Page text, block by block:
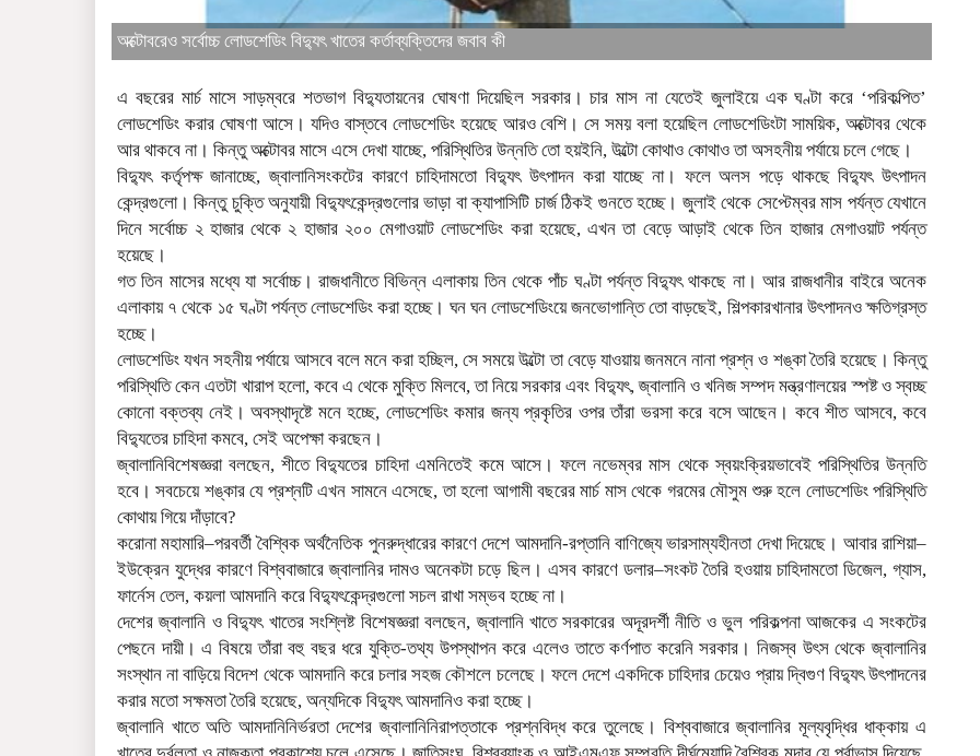
অক্টোবরেও সর্বোচ্চ লোডশেডিং বিদ্যুৎ খাতের কর্তাব্যক্তিদের জবাব কী
এ বছরের মার্চ মাসে সাড়ম্বরে শতভাগ বিদ্যুতায়নের ঘোষণা দিয়েছিল সরকার। চার মাস না যেতেই জুলাইয়ে এক ঘণ্টা করে ‘পরিকল্পিত’
লোডশেডিং করার ঘোষণা আসে। যদিও বাস্তবে লোডশেডিং হয়েছে আরও বেশি। সে সময় বলা হয়েছিল লোডশেডিংটা সাময়িক, অক্টোবর থেকে
আর থাকবে না। কিন্তু অক্টোবর মাসে এসে দেখা যাচ্ছে, পরিস্থিতির উন্নতি তো হয়ইনি, উল্টো কোথাও কোথাও তা অসহনীয় পর্যায়ে চলে গেছে।
বিদ্যুৎ কর্তৃপক্ষ জানাচ্ছে, জ্বালানিসংকটের কারণে চাহিদামতো বিদ্যুৎ উৎপাদন করা যাচ্ছে না। ফলে অলস পড়ে থাকছে বিদ্যুৎ উৎপাদন
কেন্দ্রগুলো। কিন্তু চুক্তি অনুযায়ী বিদ্যুৎকেন্দ্রগুলোর ভাড়া বা ক্যাপাসিটি চার্জ ঠিকই গুনতে হচ্ছে। জুলাই থেকে সেপ্টেম্বর মাস পর্যন্ত যেখানে
দিনে সর্বোচ্চ ২ হাজার থেকে ২ হাজার ২০০ মেগাওয়াট লোডশেডিং করা হয়েছে, এখন তা বেড়ে আড়াই থেকে তিন হাজার মেগাওয়াট পর্যন্ত
হয়েছে।
গত তিন মাসের মধ্যে যা সর্বোচ্চ। রাজধানীতে বিভিন্ন এলাকায় তিন থেকে পাঁচ ঘণ্টা পর্যন্ত বিদ্যুৎ থাকছে না। আর রাজধানীর বাইরে অনেক
এলাকায় ৭ থেকে ১৫ ঘণ্টা পর্যন্ত লোডশেডিং করা হচ্ছে। ঘন ঘন লোডশেডিংয়ে জনভোগান্তি তো বাড়ছেই, শিল্পকারখানার উৎপাদনও ক্ষতিগ্রস্ত
হচ্ছে।
লোডশেডিং যখন সহনীয় পর্যায়ে আসবে বলে মনে করা হচ্ছিল, সে সময়ে উল্টো তা বেড়ে যাওয়ায় জনমনে নানা প্রশ্ন ও শঙ্কা তৈরি হয়েছে। কিন্তু
পরিস্থিতি কেন এতটা খারাপ হলো, কবে এ থেকে মুক্তি মিলবে, তা নিয়ে সরকার এবং বিদ্যুৎ, জ্বালানি ও খনিজ সম্পদ মন্ত্রণালয়ের স্পষ্ট ও স্বচ্ছ
কোনো বক্তব্য নেই। অবস্থাদৃষ্টে মনে হচ্ছে, লোডশেডিং কমার জন্য প্রকৃতির ওপর তাঁরা ভরসা করে বসে আছেন। কবে শীত আসবে, কবে
বিদ্যুতের চাহিদা কমবে, সেই অপেক্ষা করছেন।
জ্বালানিবিশেষজ্ঞরা বলছেন, শীতে বিদ্যুতের চাহিদা এমনিতেই কমে আসে। ফলে নভেম্বর মাস থেকে স্বয়ংক্রিয়ভাবেই পরিস্থিতির উন্নতি
হবে। সবচেয়ে শঙ্কার যে প্রশ্নটি এখন সামনে এসেছে, তা হলো আগামী বছরের মার্চ মাস থেকে গরমের মৌসুম শুরু হলে লোডশেডিং পরিস্থিতি
কোথায় গিয়ে দাঁড়াবে?
করোনা মহামারি–পরবর্তী বৈশ্বিক অর্থনৈতিক পুনরুদ্ধারের কারণে দেশে আমদানি-রপ্তানি বাণিজ্যে ভারসাম্যহীনতা দেখা দিয়েছে। আবার রাশিয়া–
ইউক্রেন যুদ্ধের কারণে বিশ্ববাজারে জ্বালানির দামও অনেকটা চড়ে ছিল। এসব কারণে ডলার–সংকট তৈরি হওয়ায় চাহিদামতো ডিজেল, গ্যাস,
ফার্নেস তেল, কয়লা আমদানি করে বিদ্যুৎকেন্দ্রগুলো সচল রাখা সম্ভব হচ্ছে না।
দেশের জ্বালানি ও বিদ্যুৎ খাতের সংশ্লিষ্ট বিশেষজ্ঞরা বলছেন, জ্বালানি খাতে সরকারের অদূরদর্শী নীতি ও ভুল পরিকল্পনা আজকের এ সংকটের
পেছনে দায়ী। এ বিষয়ে তাঁরা বহু বছর ধরে যুক্তি-তথ্য উপস্থাপন করে এলেও তাতে কর্ণপাত করেনি সরকার। নিজস্ব উৎস থেকে জ্বালানির
সংস্থান না বাড়িয়ে বিদেশ থেকে আমদানি করে চলার সহজ কৌশলে চলেছে। ফলে দেশে একদিকে চাহিদার চেয়েও প্রায় দ্বিগুণ বিদ্যুৎ উৎপাদনের
করার মতো সক্ষমতা তৈরি হয়েছে, অন্যদিকে বিদ্যুৎ আমদানিও করা হচ্ছে।
জ্বালানি খাতে অতি আমদানিনির্ভরতা দেশের জ্বালানিনিরাপত্তাকে প্রশ্নবিদ্ধ করে তুলেছে। বিশ্ববাজারে জ্বালানির মূল্যবৃদ্ধির ধাক্কায় এ